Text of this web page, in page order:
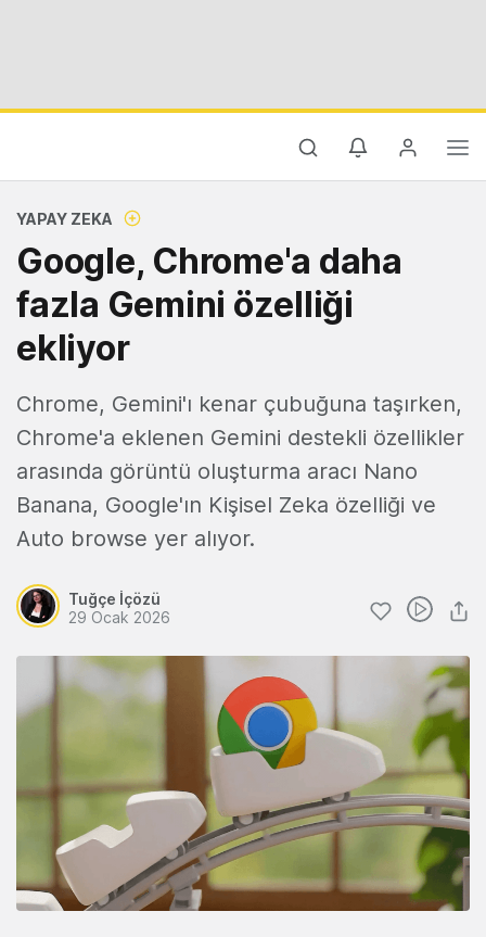
YAPAY ZEKA
Google, Chrome'a daha
fazla Gemini özelliği
ekliyor
Chrome, Gemini'ı kenar çubuğuna taşırken,
Chrome'a eklenen Gemini destekli özellikler
arasında görüntü oluşturma aracı Nano
Banana, Google'ın Kişisel Zeka özelliği ve
Auto browse yer alıyor.
Tuğçe İçözü
29 Ocak 2026